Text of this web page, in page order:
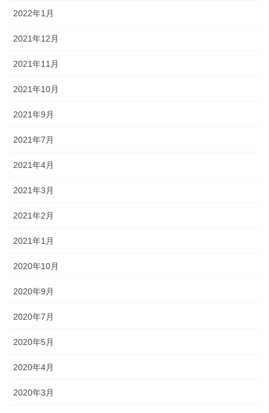
2022年1月
2021年12月
2021年11月
2021年10月
2021年9月
2021年7月
2021年4月
2021年3月
2021年2月
2021年1月
2020年10月
2020年9月
2020年7月
2020年5月
2020年4月
2020年3月